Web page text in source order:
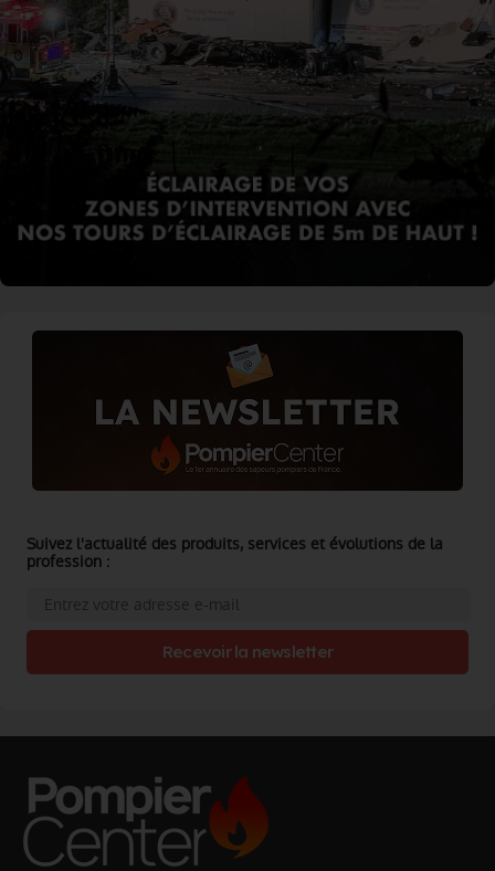
Suivez l'actualité des produits, services et évolutions de la
profession :
Recevoir la newsletter